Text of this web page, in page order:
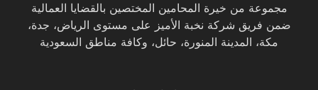
مجموعة من خيرة المحامين المختصين بالقضايا العمالية
ضمن فريق شركة نخبة الأميز على مستوى الرياض، جدة،
مكة، المدينة المنورة، حائل، وكافة مناطق السعودية